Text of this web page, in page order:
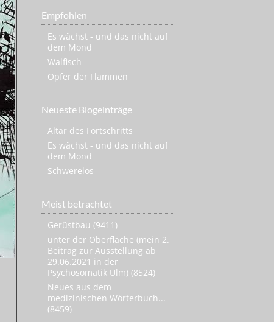
Empfohlen
Es wächst - und das nicht auf
dem Mond
Walfisch
Opfer der Flammen
Neueste Blogeinträge
Altar des Fortschritts
Es wächst - und das nicht auf
dem Mond
Schwerelos
Meist betrachtet
Gerüstbau (9411)
unter der Oberfläche (mein 2.
Beitrag zur Ausstellung ab
29.06.2021 in der
Psychosomatik Ulm) (8524)
Neues aus dem
medizinischen Wörterbuch...
(8459)